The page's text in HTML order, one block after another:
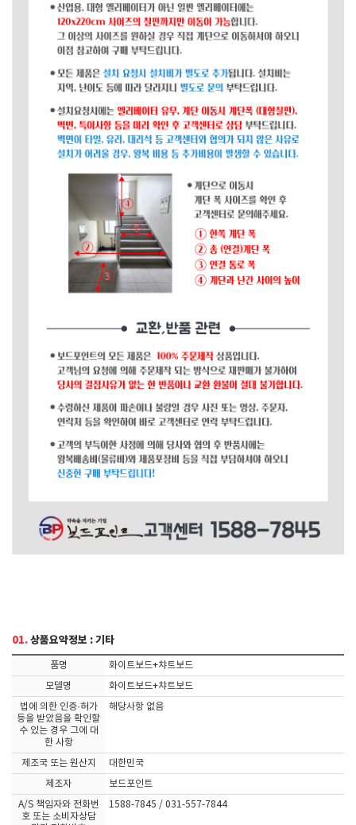
01.상품요약정보 : 기타
품명
화이트보드+챠트보드
모델명
화이트보드+챠트보드
법에 의한 인증·허가
등을 받았음을 확인할
수 있는 경우 그에 대
한 사항
해당사항 없음
제조국 또는 원산지
대한민국
제조자
보드포인트
A/S 책임자와 전화번
호 또는 소비자상담
1588-7845 / 031-557-7844